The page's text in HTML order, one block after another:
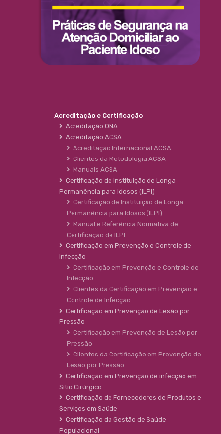
Acreditação e Certificação
Acreditação ONA
Acreditação ACSA
Acreditação Internacional ACSA
Clientes da Metodologia ACSA
Manuais ACSA
Certificação de Instituição de Longa
Permanência para Idosos (ILPI)
Certificação de Instituição de Longa
Permanência para Idosos (ILPI)
Manual e Referência Normativa de
Certificação de ILPI
Certificação em Prevenção e Controle de
Infecção
Certificação em Prevenção e Controle de
Infecção
Clientes da Certificação em Prevenção e
Controle de Infecção
Certificação em Prevenção de Lesão por
Pressão
Certificação em Prevenção de Lesão por
Pressão
Clientes da Certificação em Prevenção de
Lesão por Pressão
Certificação em Prevenção de infecção em
Sítio Cirúrgico
Certificação de Fornecedores de Produtos e
Serviços em Saúde
Certificação da Gestão de Saúde
Populacional